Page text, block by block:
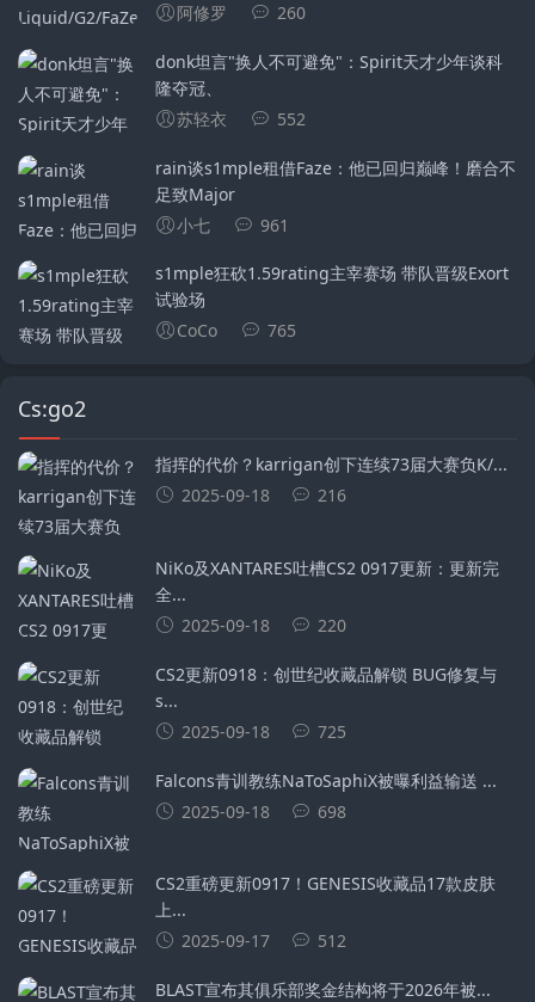
阿修罗
260
donk坦言"换人不可避免"：Spirit天才少年谈科
隆夺冠、
苏轻衣
552
rain谈s1mple租借Faze：他已回归巅峰！磨合不
足致Major
小七
961
s1mple狂砍1.59rating主宰赛场 带队晋级Exort
试验场
CoCo
765
Cs:go2
指挥的代价？karrigan创下连续73届大赛负K/...
2025-09-18
216
NiKo及XANTARES吐槽CS2 0917更新：更新完
全...
2025-09-18
220
CS2更新0918：创世纪收藏品解锁 BUG修复与
s...
2025-09-18
725
Falcons青训教练NaToSaphiX被曝利益输送 ...
2025-09-18
698
CS2重磅更新0917！GENESIS收藏品17款皮肤
上...
2025-09-17
512
BLAST宣布其俱乐部奖金结构将于2026年被...